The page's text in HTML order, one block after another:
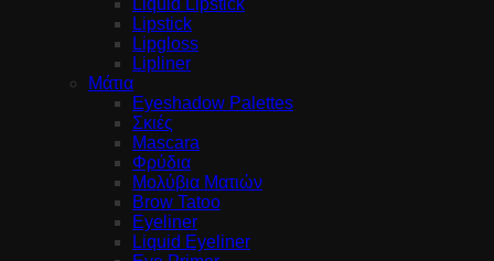
Liquid Lipstick
Lipstick
Lipgloss
Lipliner
Μάτια
Eyeshadow Palettes
Σκιές
Mascara
Φρύδια
Μολύβια Ματιών
Brow Tatoo
Eyeliner
Liquid Eyeliner